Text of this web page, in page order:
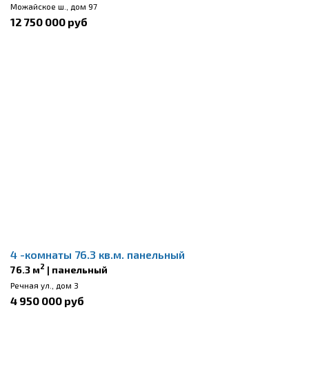
Можайское ш., дом 97
12 750 000 руб
4 -комнаты 76.3 кв.м. панельный
76.3 м2 | панельный
Речная ул., дом 3
4 950 000 руб